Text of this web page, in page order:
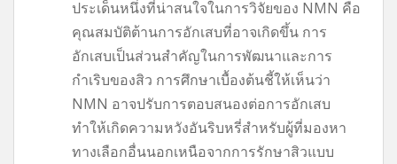
ประเด็นหนึ่งที่น่าสนใจในการวิจัยของ NMN คือ
คุณสมบัติต้านการอักเสบที่อาจเกิดขึ้น การ
อักเสบเป็นส่วนสำคัญในการพัฒนาและการ
กำเริบของสิว การศึกษาเบื้องต้นชี้ให้เห็นว่า
NMN อาจปรับการตอบสนองต่อการอักเสบ
ทำให้เกิดความหวังอันริบหรี่สำหรับผู้ที่มองหา
ทางเลือกอื่นนอกเหนือจากการรักษาสิวแบบ